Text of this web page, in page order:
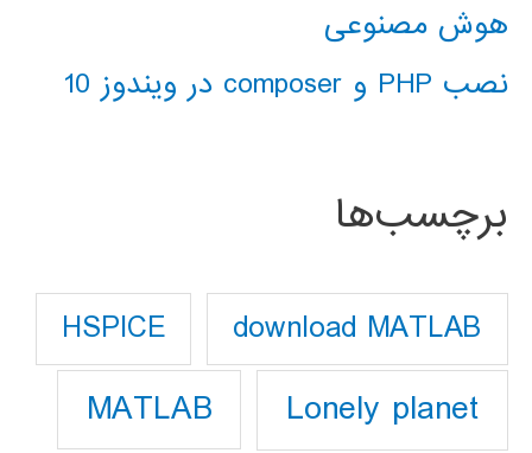
هوش مصنوعی
نصب PHP و composer در ویندوز 10
برچسب‌ها
download MATLAB
HSPICE
Lonely planet
MATLAB